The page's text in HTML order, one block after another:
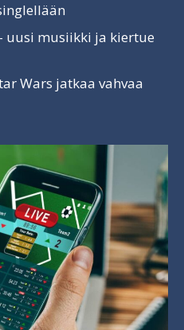
uusi musiikki ja kiertue
Wars jatkaa vahvaa